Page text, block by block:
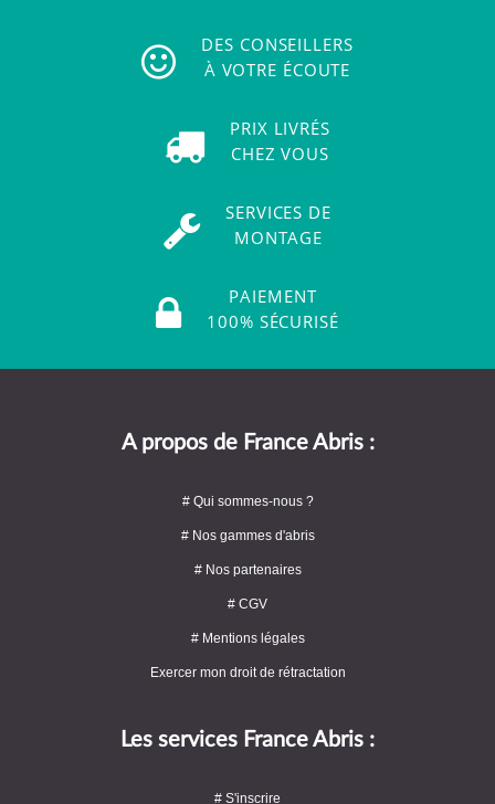
DES CONSEILLERS
À VOTRE ÉCOUTE
PRIX LIVRÉS
CHEZ VOUS
SERVICES DE
MONTAGE
PAIEMENT
100% SÉCURISÉ
A propos de France Abris :
# Qui sommes-nous ?
# Nos gammes d'abris
# Nos partenaires
# CGV
# Mentions légales
Exercer mon droit de rétractation
Les services France Abris :
# S'inscrire